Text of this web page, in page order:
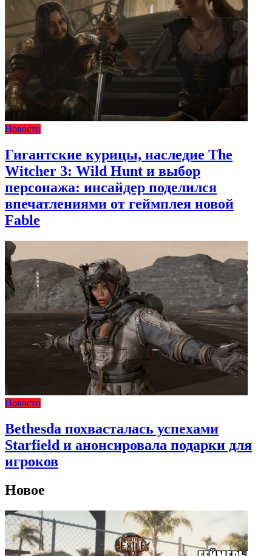
Новости
Гигантские курицы, наследие The
Witcher 3: Wild Hunt и выбор
персонажа: инсайдер поделился
впечатлениями от геймплея новой
Fable
Новости
Bethesda похвасталась успехами
Starfield и анонсировала подарки для
игроков
Новое